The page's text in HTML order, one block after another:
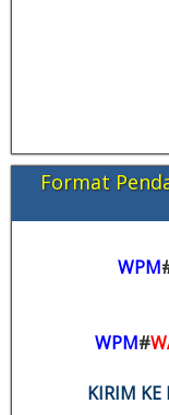
Format
WPM
WPM#
KIRIM KE